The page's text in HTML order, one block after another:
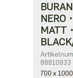
NERO・
MATT・
88810933
700 x